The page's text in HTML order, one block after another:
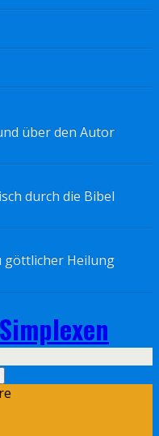
über den Autor
durch die Bibel
göttlicher Heilung